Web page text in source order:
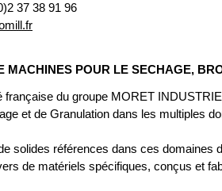
37 38 91 96
MACHINES POUR LE SECHAGE,
française du groupe MORET
et de Granulation dans les multiples
solides références dans ces domaines
de matériels spécifiques, conçus et